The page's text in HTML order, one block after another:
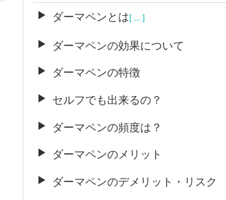
ダーマペンとは[ ... ]
ダーマペンの効果について
ダーマペンの特徴
セルフでも出来るの？
ダーマペンの頻度は？
ダーマペンのメリット
ダーマペンのデメリット・リスク